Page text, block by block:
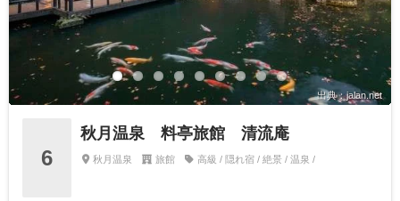
出典：jalan.net
6
秋月温泉 料亭旅館 清流庵
秋月温泉 旅館 高級 / 隠れ宿 / 絶景 / 温泉 /